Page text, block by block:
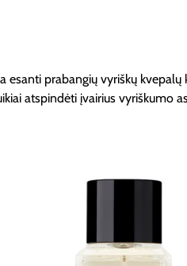
esanti prabangių vyriškų kvepalų
atspindėti įvairius vyriškumo